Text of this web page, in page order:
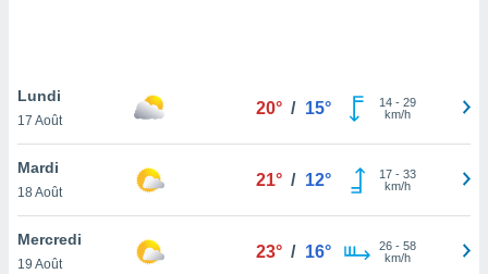
pas
de
à
cas,
Lundi
17 Août
20° / 15° 14- 29
km/h
Mardi
18 Août
21° / 12° 17- 33
km/h
Mercredi
19 Août
23° / 16° 26- 58
km/h